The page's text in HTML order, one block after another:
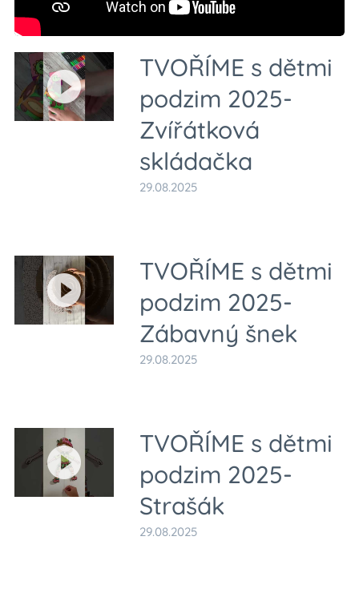
TVOŘÍME s dětmi
podzim 2025-
Zvířátková
skládačka
29.08.2025
TVOŘÍME s dětmi
podzim 2025-
Zábavný šnek
29.08.2025
TVOŘÍME s dětmi
podzim 2025-
Strašák
29.08.2025